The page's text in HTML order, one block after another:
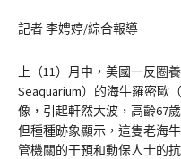
記者 李娉婷/綜合報導
上（11）月中，美國一反圈
Seaquarium）的海牛羅密歐
像，引起軒然大波，高齡67
但種種跡象顯示，這隻老海
管機關的干預和動保人士的